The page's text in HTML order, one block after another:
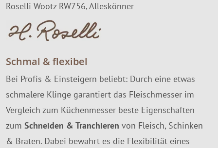
Roselli Wootz RW756, Alleskönner
Schmal & flexibel
Bei Profis & Einsteigern beliebt: Durch eine etwas
schmalere Klinge garantiert das Fleischmesser im
Vergleich zum Küchenmesser beste Eigenschaften
zum Schneiden & Tranchieren von Fleisch, Schinken
& Braten. Dabei bewahrt es die Flexibilität eines